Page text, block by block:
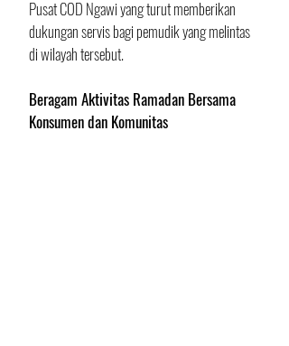
Pusat COD Ngawi yang turut memberikan
dukungan servis bagi pemudik yang melintas
di wilayah tersebut.
Beragam Aktivitas Ramadan Bersama
Konsumen dan Komunitas